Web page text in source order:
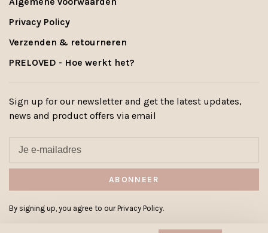
Privacy Policy
Verzenden & retourneren
PRELOVED - Hoe werkt het?
Sign up for our newsletter and get the latest updates,
news and product offers via email
ABONNEER
By signing up, you agree to our Privacy Policy.